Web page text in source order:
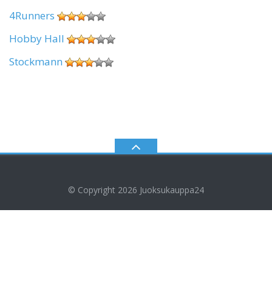
4Runners
Hobby Hall
Stockmann
© Copyright 2026 Juoksukauppa24